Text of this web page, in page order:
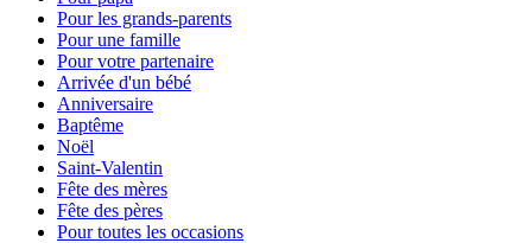
Pour les grands-parents
Pour une famille
Pour votre partenaire
Arrivée d'un bébé
Anniversaire
Baptême
Noël
Saint-Valentin
Fête des mères
Fête des pères
Pour toutes les occasions